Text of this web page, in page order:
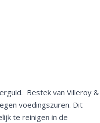
Bestek van Villeroy &
voedingszuren. Dit
te reinigen in de